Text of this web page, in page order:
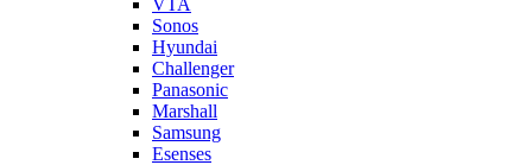
Sonos
Hyundai
Challenger
Panasonic
Marshall
Samsung
Esenses